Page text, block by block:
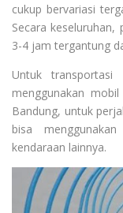
cukup bervariasi
Secara
3-4 jam tergantung
Untuk
menggunakan
Bandung, untuk
bisa
kendaraan lainnya.